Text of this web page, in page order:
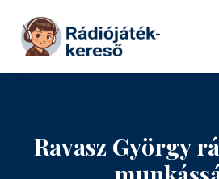
Tovább a tartalomhoz
Ravasz György